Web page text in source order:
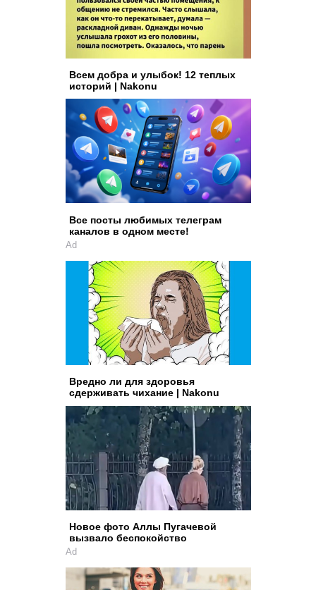
Всем добра и улыбок! 12 теплых
историй | Nakonu
Все посты любимых телеграм
каналов в одном месте!
Ad
Вредно ли для здоровья
сдерживать чихание | Nakonu
Новое фото Аллы Пугачевой
вызвало беспокойство
Ad